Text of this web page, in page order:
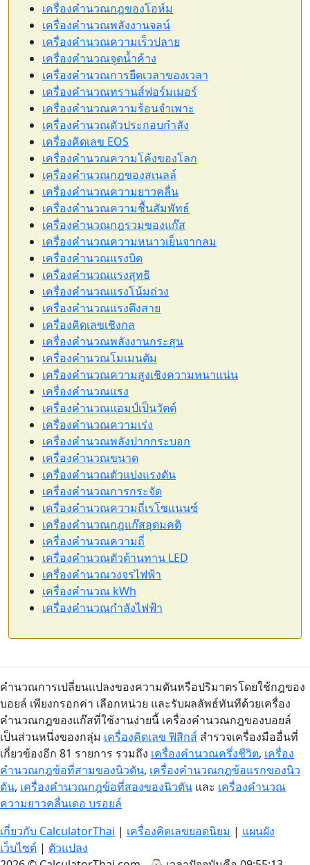
เครื่องคำนวณกฎของโอห์ม
เครื่องคำนวณพลังงานจลน์
เครื่องคำนวณความเร็วปลาย
เครื่องคำนวณจุดน้ำค้าง
เครื่องคำนวณการยืดเวลาของเวลา
เครื่องคำนวณทรานส์ฟอร์มเมอร์
เครื่องคำนวณความร้อนจำเพาะ
เครื่องคำนวณตัวประกอบกำลัง
เครื่องคิดเลข EOS
เครื่องคำนวณความโค้งของโลก
เครื่องคำนวณกฎของสเนลล์
เครื่องคำนวณความยาวคลื่น
เครื่องคำนวณความชื้นสัมพัทธ์
เครื่องคำนวณกฎรวมของแก๊ส
เครื่องคำนวณความหนาวเย็นจากลม
เครื่องคำนวณแรงบิด
เครื่องคำนวณแรงสุทธิ
เครื่องคำนวณแรงโน้มถ่วง
เครื่องคำนวณแรงตึงสาย
เครื่องคิดเลขเชิงกล
เครื่องคำนวณพลังงานกระสุน
เครื่องคำนวณโมเมนตัม
เครื่องคำนวณความสูงเชิงความหนาแน่น
เครื่องคำนวณแรง
เครื่องคำนวณแอมป์เป็นวัตต์
เครื่องคำนวณความเร่ง
เครื่องคำนวณพลังปากกระบอก
เครื่องคำนวณขนาด
เครื่องคำนวณตัวแบ่งแรงดัน
เครื่องคำนวณการกระจัด
เครื่องคำนวณความถี่เรโซแนนซ์
เครื่องคำนวณกฎแก๊สอุดมคติ
เครื่องคำนวณความถี่
เครื่องคำนวณตัวต้านทาน LED
เครื่องคำนวณวงจรไฟฟ้า
เครื่องคำนวณ kWh
เครื่องคำนวณกำลังไฟฟ้า
คำนวณการเปลี่ยนแปลงของความดันหรือปริมาตรโดยใช้กฎของ
บอยล์ เพียงกรอกค่า เลือกหน่วย และรับผลลัพธ์ทันทีด้วยเครื่อง
คำนวณกฎของแก๊สที่ใช้งานง่ายนี้ เครื่องคำนวณกฎของบอยล์
เป็นส่วนหนึ่งของกลุ่ม เครื่องคิดเลข ฟิสิกส์ สำรวจเครื่องมืออื่นที่
เกี่ยวข้องอีก 81 รายการ รวมถึง เครื่องคำนวณครึ่งชีวิต, เครื่อง
คำนวณกฎข้อที่สามของนิวตัน, เครื่องคำนวณกฎข้อแรกของนิว
ตัน, เครื่องคำนวณกฎข้อที่สองของนิวตัน และ เครื่องคำนวณ
ความยาวคลื่นเดอ บรอยล์
เกี่ยวกับ CalculatorThai | เครื่องคิดเลขยอดนิยม | แผนผัง
เว็บไซต์ | ตัวแปลง